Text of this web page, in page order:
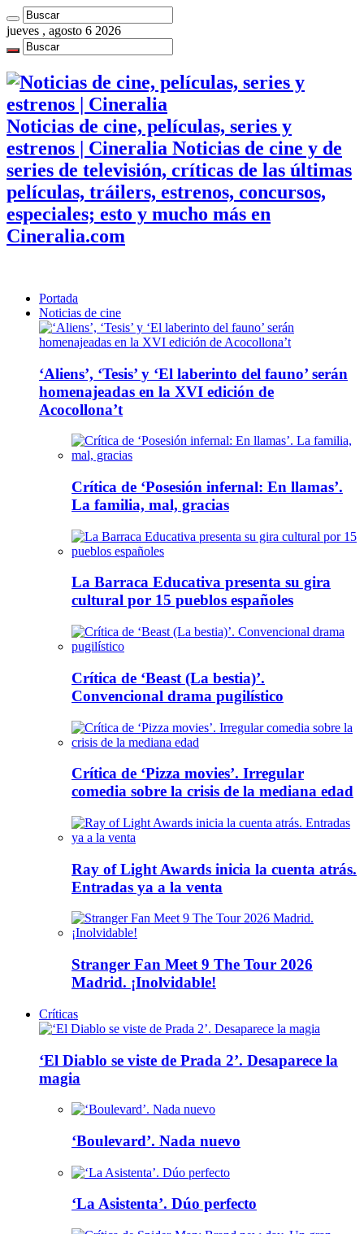
jueves , agosto 6 2026
Noticias de cine, películas, series y
estrenos | Cineralia Noticias de cine y de
series de televisión, críticas de las últimas
películas, tráilers, estrenos, concursos,
especiales; esto y mucho más en
Cineralia.com
Portada
Noticias de cine
‘Aliens’, ‘Tesis’ y ‘El laberinto del fauno’ serán
homenajeadas en la XVI edición de
Acocollona’t
Crítica de ‘Posesión infernal: En llamas’.
La familia, mal, gracias
La Barraca Educativa presenta su gira
cultural por 15 pueblos españoles
Crítica de ‘Beast (La bestia)’.
Convencional drama pugilístico
Crítica de ‘Pizza movies’. Irregular
comedia sobre la crisis de la mediana edad
Ray of Light Awards inicia la cuenta atrás.
Entradas ya a la venta
Stranger Fan Meet 9 The Tour 2026
Madrid. ¡Inolvidable!
Críticas
‘El Diablo se viste de Prada 2’. Desaparece la
magia
‘Boulevard’. Nada nuevo
‘La Asistenta’. Dúo perfecto